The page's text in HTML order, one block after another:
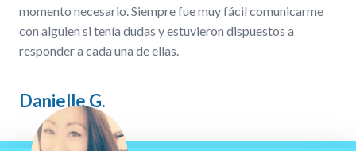
momento necesario. Siempre fue muy fácil comunicarme
con alguien si tenía dudas y estuvieron dispuestos a
responder a cada una de ellas.
Danielle G.